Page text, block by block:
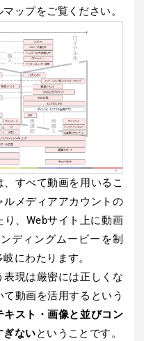
ップをご覧ください。
すべて動画を用いるこ
ルメディアアカウントの
、Webサイト上に動画
ディングムービーを制
にわたります。
表現は厳密には正しくな
動画を活用するという
キスト・画像と並びコン
ぎないということです。